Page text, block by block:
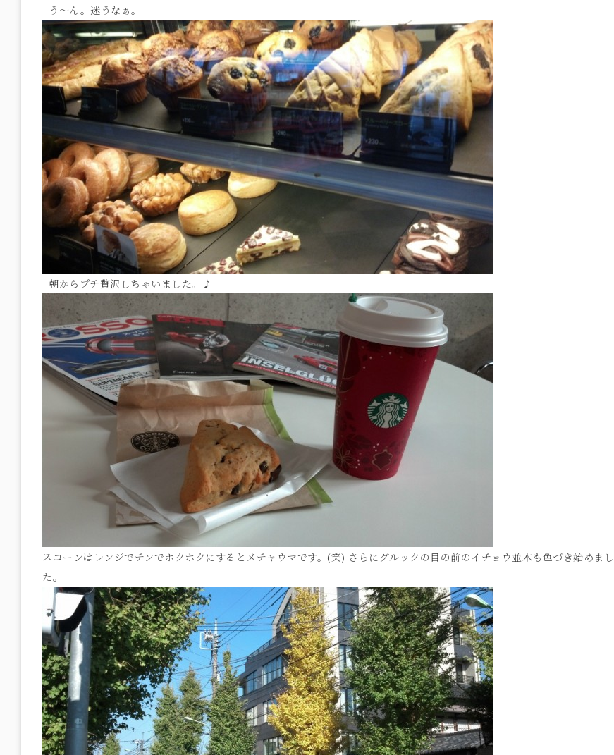
う～ん。迷うなぁ。
朝からプチ贅沢しちゃいました。♪
スコーンはレンジでチンでホクホクにするとメチャウマです。(笑) さらにグルックの目の前のイチョウ並木も色づき始めまし
た。